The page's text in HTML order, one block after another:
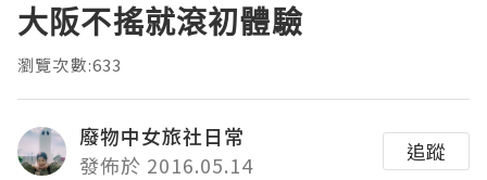
大阪不搖就滾初體驗
瀏覽次數:633
廢物中女旅社日常
發佈於 2016.05.14
追蹤